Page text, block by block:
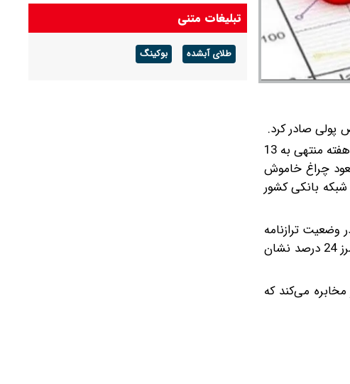
بازار بین‌بانکی این روزها شاهد تپش تندتر نبض قیمت پول است؛ آمارهای جدید نشان می‌دهد نرخ سود در این بازار طی هفته منتهی به 13
بگیرد. این صعود چراغ خاموش
شبکه بانکی کشور
در وضعیت ترازنامه
بانک‌ها دارد. در حالی که در فروردین‌ماه این نرخ حتی کانال 20 درصد را هم تجربه کرده بود، اکنون تثبیت آن در نزدیکی مرز 24 درصد نشان
مخابره می‌کند که
شرکت گاز مازندران هشدار داد: برای زمستان آماده
شوید
تبلیغات متنی
طلای آبشده بوکینگ